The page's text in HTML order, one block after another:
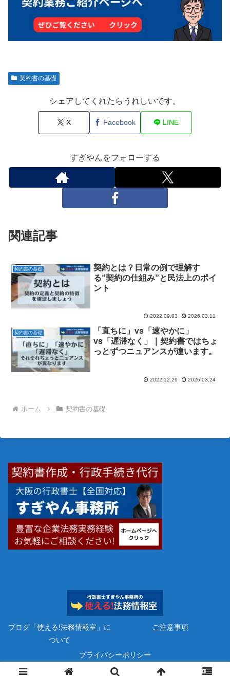
契約書の基礎
シェアしてくれたらうれしいです。
X Facebook LINE
すぎやんをフォローする
関連記事
契約書の基礎
契約とは？日常の例で理解す
る“契約の仕組み”と民法上のポイ
ント
2022.09.03 2026.03.11
契約書の基礎
「直ちに」vs「速やかに」
vs「遅滞なく」｜契約書ではちょ
っとずつニュアンスが違います。
2022.12.29 2026.03.24
ホーム 契約書の基礎
ブログ「使える!法務情報室」に
ついて
ご注意事項
プライバシーポリシー
Copyright © 2023 行政書士すぎやん事務所 All Rights Reserved.